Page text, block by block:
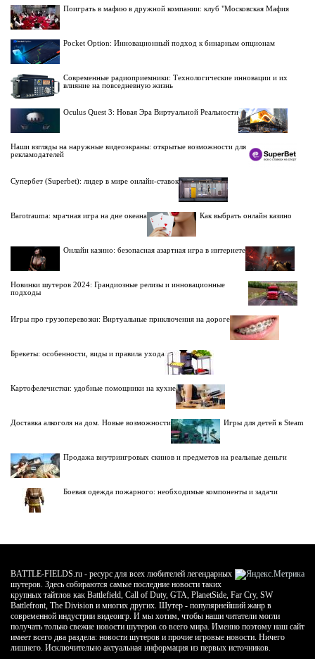
Поиграть в мафию в дружной компании: клуб "Московская Мафия
Pocket Option: Инновационный подход к бинарным опционам
Современные радиоприемники: Технологические инновации и их
влияние на повседневную жизнь
Oculus Quest 3: Новая Эра Виртуальной Реальности
Наши взгляды на наружные видеоэкраны: открытые возможности для
рекламодателей
Супербет (Superbet): лидер в мире онлайн-ставок
Barotrauma: мрачная игра на дне океана Как выбрать онлайн казино
Онлайн казино: безопасная азартная игра в интернете
Новинки шутеров 2024: Грандиозные релизы и инновационные
подходы
Игры про грузоперевозки: Виртуальные приключения на дороге
Брекеты: особенности, виды и правила ухода
Картофелечистки: удобные помощники на кухне
Доставка алкоголя на дом. Новые возможности Игры для детей в Steam
Продажа внутриигровых скинов и предметов на реальные деньги
Боевая одежда пожарного: необходимые компоненты и задачи
BATTLE-FIELDS.ru - ресурс для всех любителей легендарных
шутеров. Здесь собираются самые последние новости таких
крупных тайтлов как Battlefield, Call of Duty, GTA, PlanetSide, Far Cry, SW
Battlefront, The Division и многих других. Шутер - популярнейший жанр в
современной индустрии видеоигр. И мы хотим, чтобы наши читатели могли
получать только свежие новости шутеров со всего мира. Именно поэтому наш сайт
имеет всего два раздела: новости шутеров и прочие игровые новости. Ничего
лишнего. Исключительно актуальная информация из первых источников.